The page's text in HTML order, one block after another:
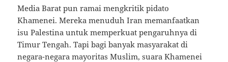
Media Barat pun ramai mengkritik pidato
Khamenei. Mereka menuduh Iran memanfaatkan
isu Palestina untuk memperkuat pengaruhnya di
Timur Tengah. Tapi bagi banyak masyarakat di
negara-negara mayoritas Muslim, suara Khamenei